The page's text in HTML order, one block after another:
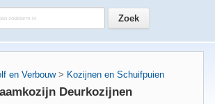
en Verbouw> Kozijnen en Schuifpuien
Deurkozijnen